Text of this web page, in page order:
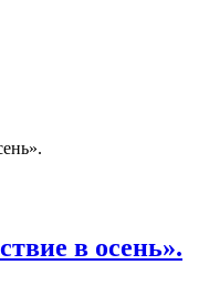
в осень».